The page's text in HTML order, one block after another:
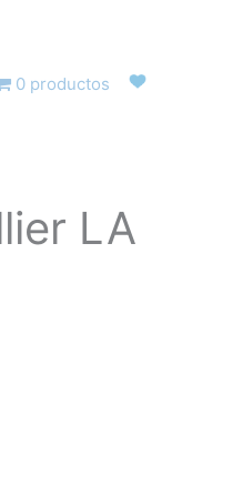
0 productos
LA